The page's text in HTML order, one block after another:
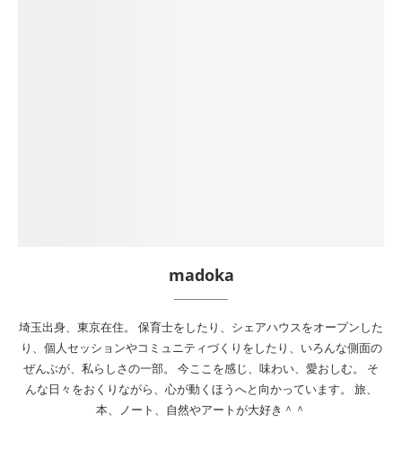
madoka
埼玉出身、東京在住。 保育士をしたり、シェアハウスをオープンした
り、個人セッションやコミュニティづくりをしたり、いろんな側面の
ぜんぶが、私らしさの一部。 今ここを感じ、味わい、愛おしむ。 そ
んな日々をおくりながら、心が動くほうへと向かっています。 旅、
本、ノート、自然やアートが大好き＾＾